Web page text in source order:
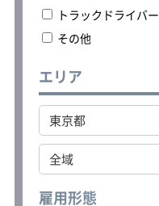
トラックドライバー
その他
エリア
雇用形態